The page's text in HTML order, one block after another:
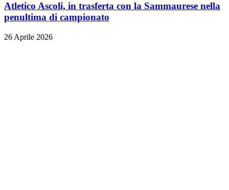
Atletico Ascoli, in trasferta con la Sammaurese nella
penultima di campionato
26 Aprile 2026